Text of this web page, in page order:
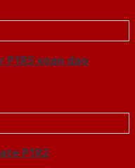
P1R5 xoan dao
P1R2